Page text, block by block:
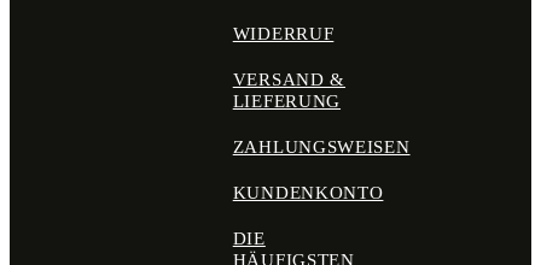
WIDERRUF
VERSAND &
LIEFERUNG
ZAHLUNGSWEISEN
KUNDENKONTO
DIE
HÄUFIGSTEN